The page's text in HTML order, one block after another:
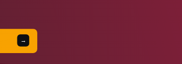
→